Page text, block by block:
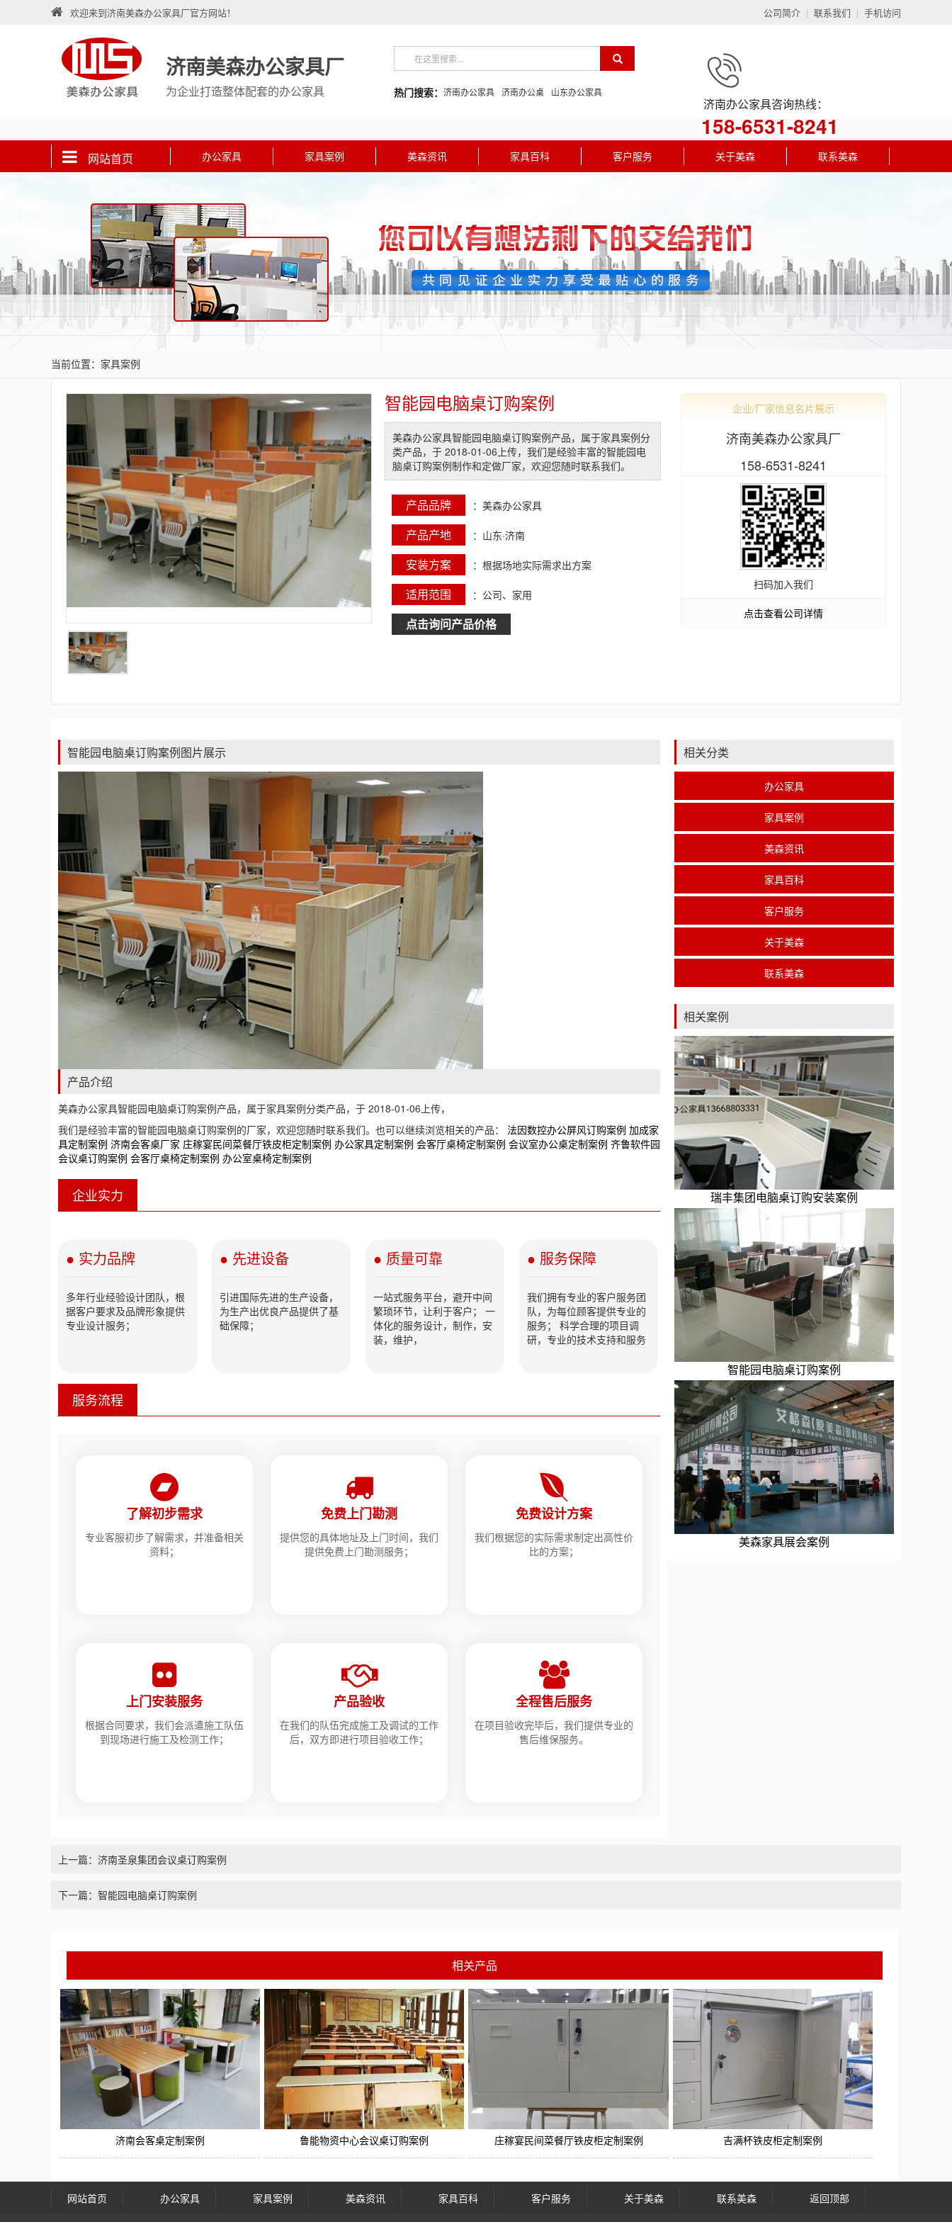
欢迎来到济南美森办公家具厂官方网站！ 公司简介 | 联系我们 | 手机访问
济南美森办公家具厂
为企业打造整体配套的办公家具 热门搜索： 济南办公家具 济南办公桌 山东办公家具
济南办公家具咨询热线：
158-6531-8241
网站首页 办公家具 家具案例 美森资讯 家具百科 客户服务 关于美森 联系美森
当前位置： 家具案例
智能园电脑桌订购案例
美森办公家具智能园电脑桌订购案例产品，属于家具案例分
类产品，于 2018-01-06上传，我们是经验丰富的智能园电
脑桌订购案例制作和定做厂家，欢迎您随时联系我们。
产品品牌 ：美森办公家具
产品产地 ：山东·济南
安装方案 ：根据场地实际需求出方案
适用范围 ：公司、家用
点击询问产品价格
企业/厂家信息名片展示
济南美森办公家具厂
158-6531-8241
扫码加入我们
点击查看公司详情
智能园电脑桌订购案例图片展示
产品介绍
美森办公家具智能园电脑桌订购案例产品，属于家具案例分类产品，于 2018-01-06上传，
我们是经验丰富的智能园电脑桌订购案例的厂家，欢迎您随时联系我们。也可以继续浏览相关的产品： 法因数控办公屏风订购案例 加成家
具定制案例 济南会客桌厂家 庄稼宴民间菜餐厅铁皮柜定制案例 办公家具定制案例 会客厅桌椅定制案例 会议室办公桌定制案例 齐鲁软件园
会议桌订购案例 会客厅桌椅定制案例 办公室桌椅定制案例
企业实力
● 实力品牌
多年行业经验设计团队，根
据客户要求及品牌形象提供
专业设计服务；
● 先进设备
引进国际先进的生产设备，
为生产出优良产品提供了基
础保障；
● 质量可靠
一站式服务平台，避开中间
繁琐环节，让利于客户； 一
体化的服务设计，制作，安
装，维护，
● 服务保障
我们拥有专业的客户服务团
队，为每位顾客提供专业的
服务； 科学合理的项目调
研，专业的技术支持和服务
服务流程
了解初步需求
专业客服初步了解需求，并准备相关
资料；
免费上门勘测
提供您的具体地址及上门时间，我们
提供免费上门勘测服务；
免费设计方案
我们根据您的实际需求制定出高性价
比的方案；
上门安装服务
根据合同要求，我们会派遣施工队伍
到现场进行施工及检测工作；
产品验收
在我们的队伍完成施工及调试的工作
后，双方即进行项目验收工作；
全程售后服务
在项目验收完毕后，我们提供专业的
售后维保服务。
相关分类
办公家具
家具案例
美森资讯
家具百科
客户服务
关于美森
联系美森
相关案例
瑞丰集团电脑桌订购安装案例
智能园电脑桌订购案例
美森家具展会案例
上一篇：济南圣泉集团会议桌订购案例
下一篇：智能园电脑桌订购案例
相关产品
济南会客桌定制案例 鲁能物资中心会议桌订购案例 庄稼宴民间菜餐厅铁皮柜定制案例 吉满杯铁皮柜定制案例
网站首页 办公家具 家具案例 美森资讯 家具百科 客户服务 关于美森 联系美森 返回顶部